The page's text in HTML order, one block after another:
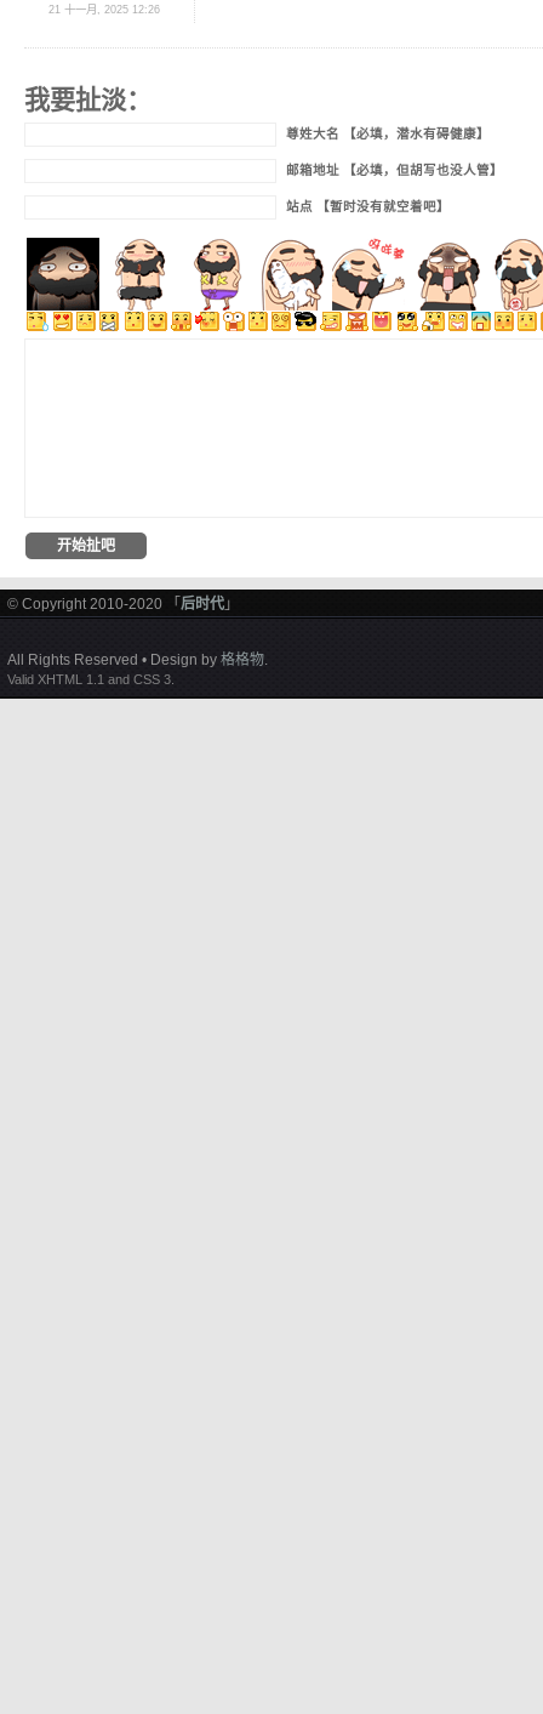
21 十一月, 2025 12:26
我要扯淡：
尊姓大名 【必填，潜水有碍健康】
邮箱地址 【必填，但胡写也没人管】
站点 【暂时没有就空着吧】
© Copyright 2010-2020 「 后时代 」
All Rights Reserved • Design by 格格物.
Valid XHTML 1.1 and CSS 3.